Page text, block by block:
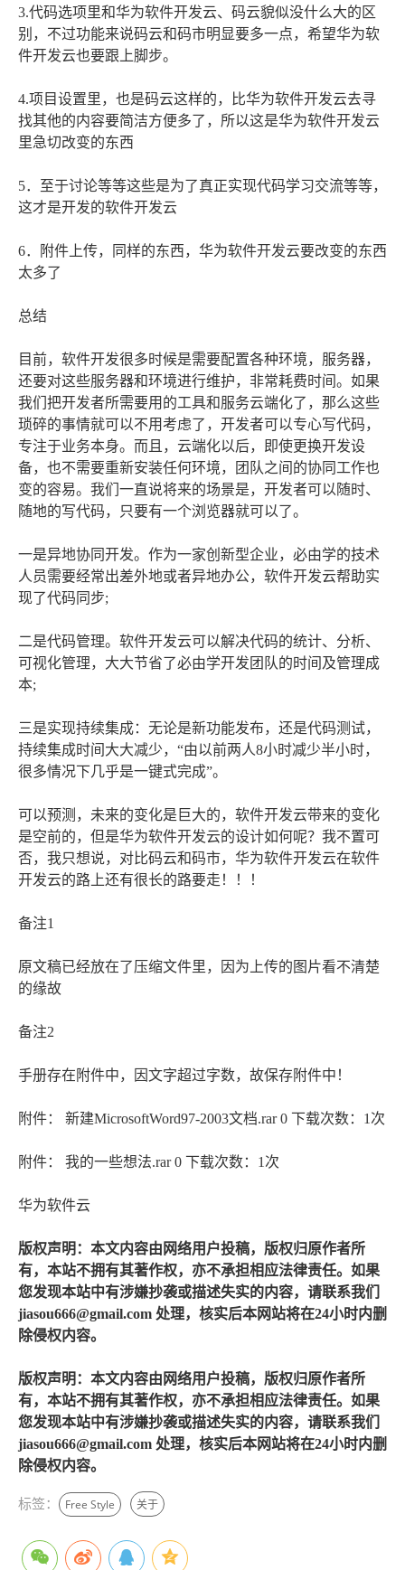
3.代码选项里和华为软件开发云、码云貌似没什么大的区
别，不过功能来说码云和码市明显要多一点，希望华为软
件开发云也要跟上脚步。
4.项目设置里，也是码云这样的，比华为软件开发云去寻
找其他的内容要简洁方便多了，所以这是华为软件开发云
里急切改变的东西
5．至于讨论等等这些是为了真正实现代码学习交流等等，
这才是开发的软件开发云
6．附件上传，同样的东西，华为软件开发云要改变的东西
太多了
总结
目前，软件开发很多时候是需要配置各种环境，服务器，
还要对这些服务器和环境进行维护，非常耗费时间。如果
我们把开发者所需要用的工具和服务云端化了，那么这些
琐碎的事情就可以不用考虑了，开发者可以专心写代码，
专注于业务本身。而且，云端化以后，即使更换开发设
备，也不需要重新安装任何环境，团队之间的协同工作也
变的容易。我们一直说将来的场景是，开发者可以随时、
随地的写代码，只要有一个浏览器就可以了。
一是异地协同开发。作为一家创新型企业，必由学的技术
人员需要经常出差外地或者异地办公，软件开发云帮助实
现了代码同步;
二是代码管理。软件开发云可以解决代码的统计、分析、
可视化管理，大大节省了必由学开发团队的时间及管理成
本;
三是实现持续集成：无论是新功能发布，还是代码测试，
持续集成时间大大减少，“由以前两人8小时减少半小时，
很多情况下几乎是一键式完成”。
可以预测，未来的变化是巨大的，软件开发云带来的变化
是空前的，但是华为软件开发云的设计如何呢？我不置可
否，我只想说，对比码云和码市，华为软件开发云在软件
开发云的路上还有很长的路要走！！！
备注1
原文稿已经放在了压缩文件里，因为上传的图片看不清楚
的缘故
备注2
手册存在附件中，因文字超过字数，故保存附件中！
附件： 新建MicrosoftWord97-2003文档.rar 0 下载次数：1次
附件： 我的一些想法.rar 0 下载次数：1次
华为软件云
版权声明：本文内容由网络用户投稿，版权归原作者所
有，本站不拥有其著作权，亦不承担相应法律责任。如果
您发现本站中有涉嫌抄袭或描述失实的内容，请联系我们
jiasou666@gmail.com 处理，核实后本网站将在24小时内删
除侵权内容。
版权声明：本文内容由网络用户投稿，版权归原作者所
有，本站不拥有其著作权，亦不承担相应法律责任。如果
您发现本站中有涉嫌抄袭或描述失实的内容，请联系我们
jiasou666@gmail.com 处理，核实后本网站将在24小时内删
除侵权内容。
标签： Free Style 关于